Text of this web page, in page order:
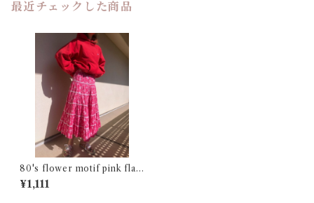
最近チェックした商品
80's flower motif pink flar
e skirt
¥1,111